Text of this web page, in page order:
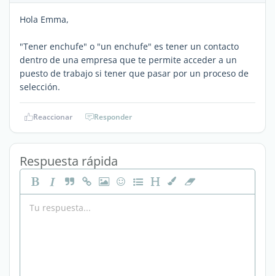
Hola Emma,
"Tener enchufe" o "un enchufe" es tener un contacto
dentro de una empresa que te permite acceder a un
puesto de trabajo si tener que pasar por un proceso de
selección.
Reaccionar Responder
Respuesta rápida